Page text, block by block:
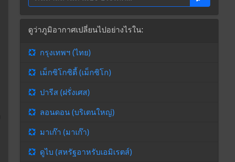
ดูว่าภูมิอากาศเปลี่ยนไปอย่างไรใน:
กรุงเทพฯ (ไทย)
เม็กซิโกซิตี้ (เม็กซิโก)
ปารีส (ฝรั่งเศส)
ลอนดอน (บริเตนใหญ่)
มาเก๊า (มาเก๊า)
ดูไบ (สหรัฐอาหรับเอมิเรตส์)